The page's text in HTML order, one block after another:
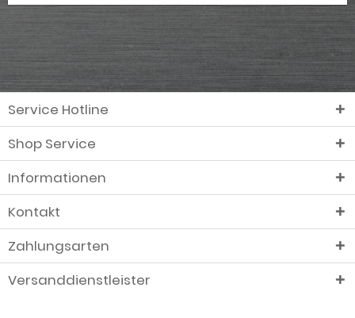
Service Hotline
Shop Service
Informationen
Kontakt
Zahlungsarten
Versanddienstleister